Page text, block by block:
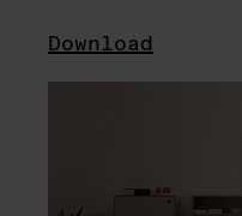
Download